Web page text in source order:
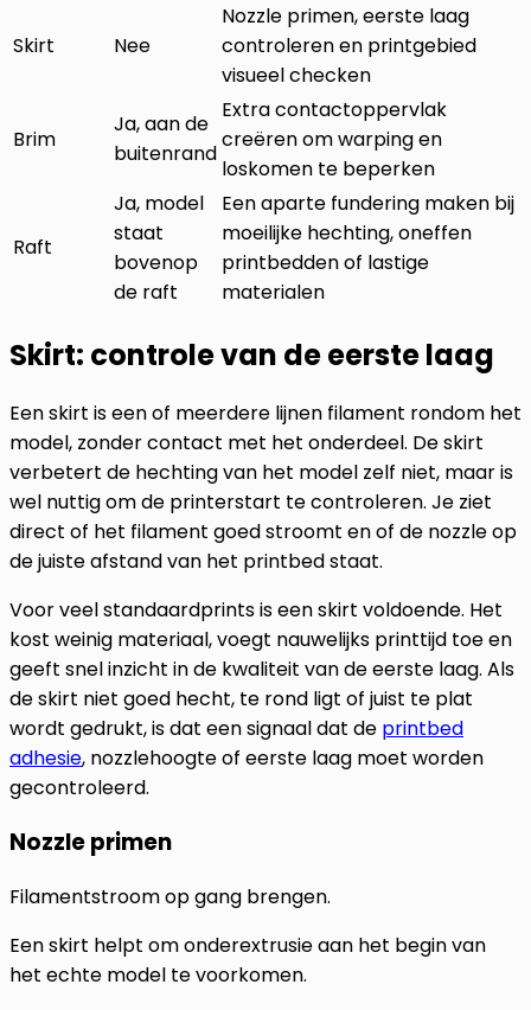
Skirt Nee
Nozzle primen, eerste laag
controleren en printgebied
visueel checken
Brim
Ja, aan de
buitenrand
Extra contactoppervlak
creëren om warping en
loskomen te beperken
Raft
Ja, model
staat
bovenop
de raft
Een aparte fundering maken bij
moeilijke hechting, oneffen
printbedden of lastige
materialen
Skirt: controle van de eerste laag
Een skirt is een of meerdere lijnen filament rondom het
model, zonder contact met het onderdeel. De skirt
verbetert de hechting van het model zelf niet, maar is
wel nuttig om de printerstart te controleren. Je ziet
direct of het filament goed stroomt en of de nozzle op
de juiste afstand van het printbed staat.
Voor veel standaardprints is een skirt voldoende. Het
kost weinig materiaal, voegt nauwelijks printtijd toe en
geeft snel inzicht in de kwaliteit van de eerste laag. Als
de skirt niet goed hecht, te rond ligt of juist te plat
wordt gedrukt, is dat een signaal dat de printbed
adhesie, nozzlehoogte of eerste laag moet worden
gecontroleerd.
Nozzle primen
Filamentstroom op gang brengen.
Een skirt helpt om onderextrusie aan het begin van
het echte model te voorkomen.